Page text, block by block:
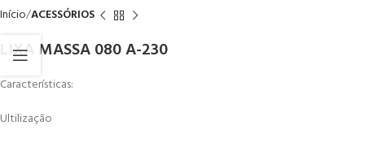
Início ACESSÓRIOS
LIXA MASSA 080 A-230
Características:
Ultilização